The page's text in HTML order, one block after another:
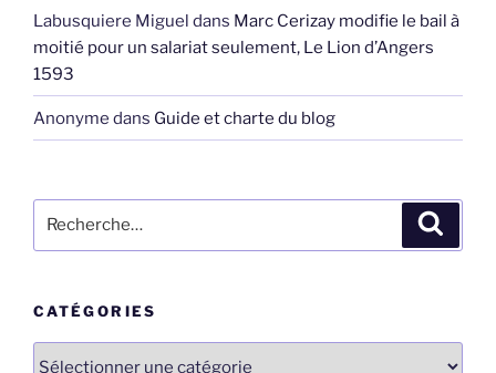
Labusquiere Miguel dans Marc Cerizay modifie le bail à
moitié pour un salariat seulement, Le Lion d’Angers
1593
Anonyme dans Guide et charte du blog
pour
CATÉGORIES